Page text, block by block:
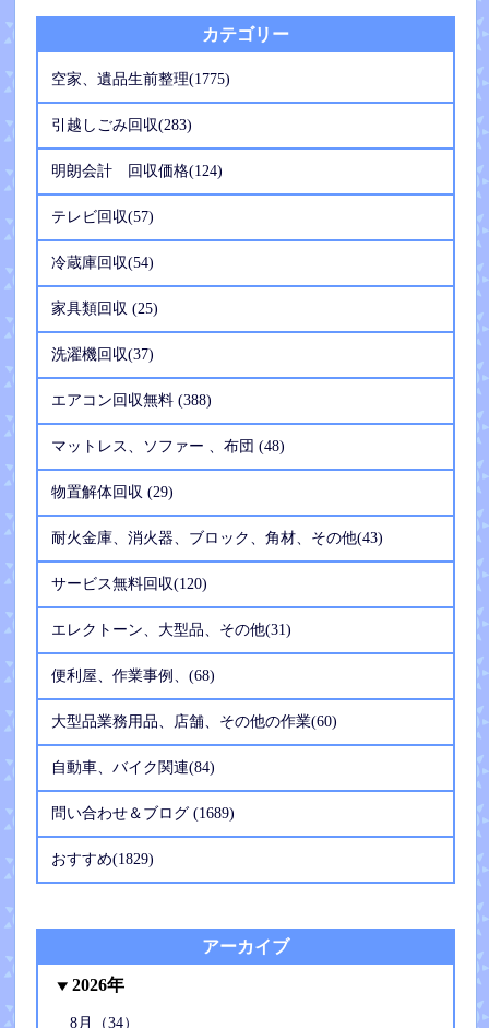
カテゴリー
空家、遺品生前整理(1775)
引越しごみ回収(283)
明朗会計 回収価格(124)
テレビ回収(57)
冷蔵庫回収(54)
家具類回収 (25)
洗濯機回収(37)
エアコン回収無料 (388)
マットレス、ソファー 、布団 (48)
物置解体回収 (29)
耐火金庫、消火器、ブロック、角材、その他(43)
サービス無料回収(120)
エレクトーン、大型品、その他(31)
便利屋、作業事例、(68)
大型品業務用品、店舗、その他の作業(60)
自動車、バイク関連(84)
問い合わせ＆ブログ (1689)
おすすめ(1829)
アーカイブ
2026年
8月（34）